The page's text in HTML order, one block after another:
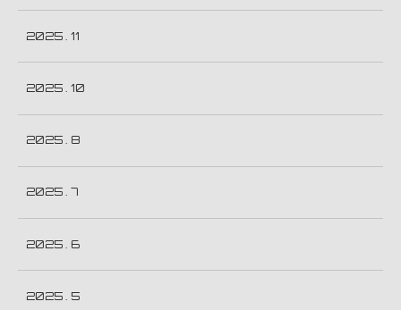
2025 . 11
2025 . 10
2025 . 8
2025 . 7
2025 . 6
2025 . 5